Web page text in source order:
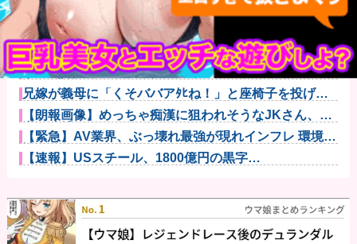
日本兵撃ち施設に131億円…習近平が愛国心を煽った結
果、「抗...
【朗報】めっちゃカメレオン開発者さん、148億円儲け
ても俺等...
理系女子「ガンダムってさぁ、頭の“バルカン”意味あ
るの？あれ...
22歳で戦死した特攻隊員、出撃前の日記に残した“本
音”が悲惨...
兄嫁が義母に「くそババアﾀﾋね！」と座椅子を投げつ
けた。赤ち...
【朗報画像】めっちゃ痴漢に狙われそうなJKさん、痴
漢を逮捕ｗ...
【緊急】AV業界、ぶっ壊れ最強が現れインフレ 環境崩
壊ｗｗｗ...
【速報】USスチール、1800億円の黒字